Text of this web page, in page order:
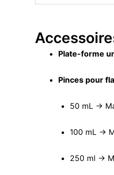
Plate-forme
Pinces pour
50 mL →
100 mL →
250 ml →